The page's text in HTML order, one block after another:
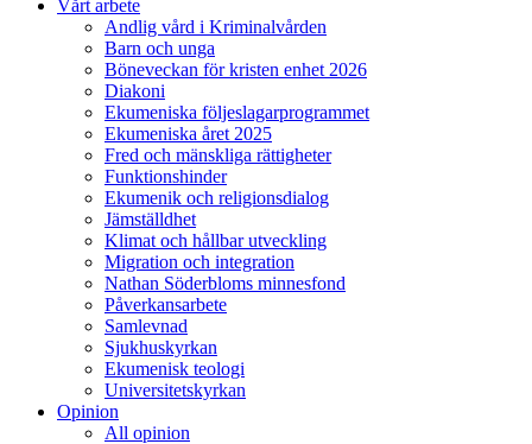
Vårt arbete
Andlig vård i Kriminalvården
Barn och unga
Böneveckan för kristen enhet 2026
Diakoni
Ekumeniska följeslagarprogrammet
Ekumeniska året 2025
Fred och mänskliga rättigheter
Funktionshinder
Ekumenik och religionsdialog
Jämställdhet
Klimat och hållbar utveckling
Migration och integration
Nathan Söderbloms minnesfond
Påverkansarbete
Samlevnad
Sjukhuskyrkan
Ekumenisk teologi
Universitetskyrkan
Opinion
All opinion